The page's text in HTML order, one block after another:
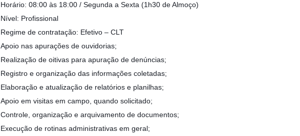
Horário: 08:00 às 18:00 / Segunda a Sexta (1h30 de Almoço)
Nível: Profissional
Regime de contratação: Efetivo – CLT
Apoio nas apurações de ouvidorias;
Realização de oitivas para apuração de denúncias;
Registro e organização das informações coletadas;
Elaboração e atualização de relatórios e planilhas;
Apoio em visitas em campo, quando solicitado;
Controle, organização e arquivamento de documentos;
Execução de rotinas administrativas em geral;